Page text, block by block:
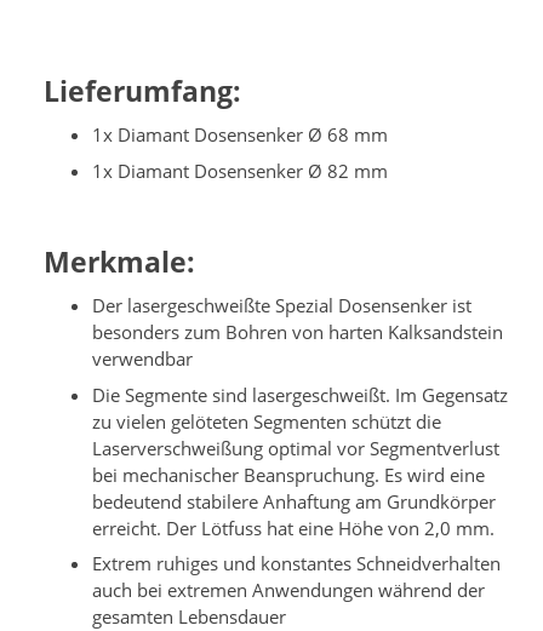
Lieferumfang:
1x Diamant Dosensenker Ø 68 mm
1x Diamant Dosensenker Ø 82 mm
Merkmale:
Der lasergeschweißte Spezial Dosensenker ist
besonders zum Bohren von harten Kalksandstein
verwendbar
Die Segmente sind lasergeschweißt. Im Gegensatz
zu vielen gelöteten Segmenten schützt die
Laserverschweißung optimal vor Segmentverlust
bei mechanischer Beanspruchung. Es wird eine
bedeutend stabilere Anhaftung am Grundkörper
erreicht. Der Lötfuss hat eine Höhe von 2,0 mm.
Extrem ruhiges und konstantes Schneidverhalten
auch bei extremen Anwendungen während der
gesamten Lebensdauer